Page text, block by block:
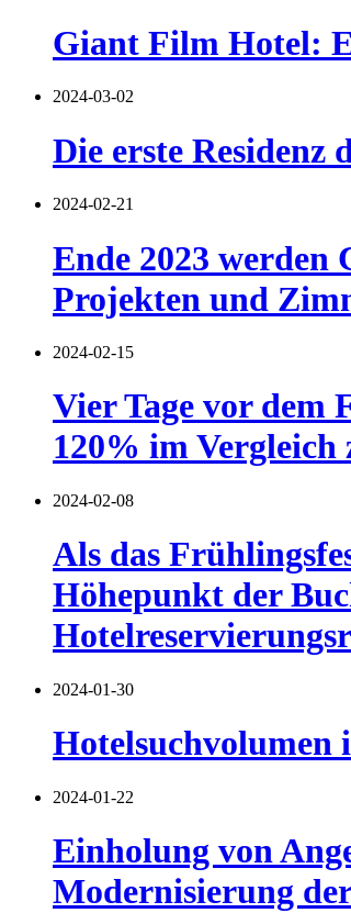
Giant Film Hotel:
2024-03-02
Die erste
2024-02-21
Ende 2023
Projekten und
2024-02-15
Vier Tage vor dem
120% im
2024-02-08
Als das
Höhepunkt der
2024-01-30
2024-01-22
Einholung von
Modernisierung